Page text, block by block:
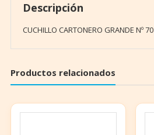
Descripción
CUCHILLO CARTONERO GRANDE Nº 70
Productos relacionados